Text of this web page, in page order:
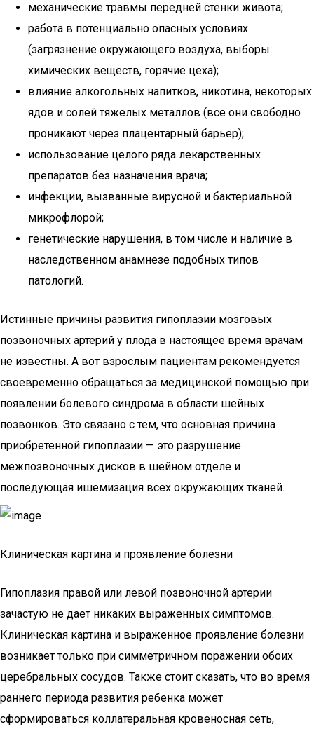
механические травмы передней стенки живота;
работа в потенциально опасных условиях
(загрязнение окружающего воздуха, выборы
химических веществ, горячие цеха);
влияние алкогольных напитков, никотина, некоторых
ядов и солей тяжелых металлов (все они свободно
проникают через плацентарный барьер);
использование целого ряда лекарственных
препаратов без назначения врача;
инфекции, вызванные вирусной и бактериальной
микрофлорой;
генетические нарушения, в том числе и наличие в
наследственном анамнезе подобных типов
патологий.
Истинные причины развития гипоплазии мозговых
позвоночных артерий у плода в настоящее время врачам
не известны. А вот взрослым пациентам рекомендуется
своевременно обращаться за медицинской помощью при
появлении болевого синдрома в области шейных
позвонков. Это связано с тем, что основная причина
приобретенной гипоплазии — это разрушение
межпозвоночных дисков в шейном отделе и
последующая ишемизация всех окружающих тканей.
Клиническая картина и проявление болезни
Гипоплазия правой или левой позвоночной артерии
зачастую не дает никаких выраженных симптомов.
Клиническая картина и выраженное проявление болезни
возникает только при симметричном поражении обоих
церебральных сосудов. Также стоит сказать, что во время
раннего периода развития ребенка может
сформироваться коллатеральная кровеносная сеть,